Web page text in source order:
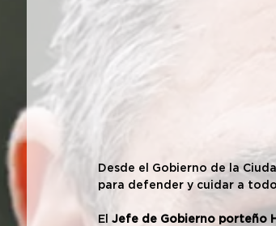
Desde el Gobierno de la
para defender y cuidar a
El Jefe de Gobierno porteño